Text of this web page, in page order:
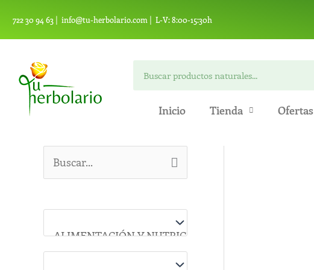
contenido
722 30 94 63 | info@tu-herbolario.com | L-V: 8:00-15:30h
Inicio Tienda Ofertas
s
a